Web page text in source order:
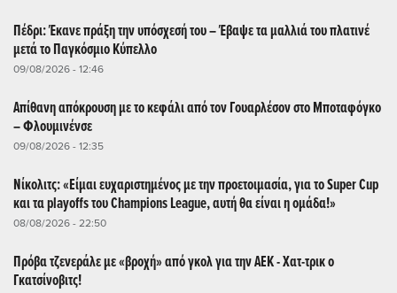
Πέδρι: Έκανε πράξη την υπόσχεσή του – Έβαψε τα μαλλιά του πλατινέ
μετά το Παγκόσμιο Κύπελλο
09/08/2026 - 12:46
Απίθανη απόκρουση με το κεφάλι από τον Γουαρλέσον στο Μποταφόγκο
– Φλουμινένσε
09/08/2026 - 12:35
Νίκολιτς: «Είμαι ευχαριστημένος με την προετοιμασία, για το Super Cup
και τα playoffs του Champions League, αυτή θα είναι η ομάδα!»
08/08/2026 - 22:50
Πρόβα τζενεράλε με «βροχή» από γκολ για την ΑΕΚ - Χατ-τρικ ο
Γκατσίνοβιτς!